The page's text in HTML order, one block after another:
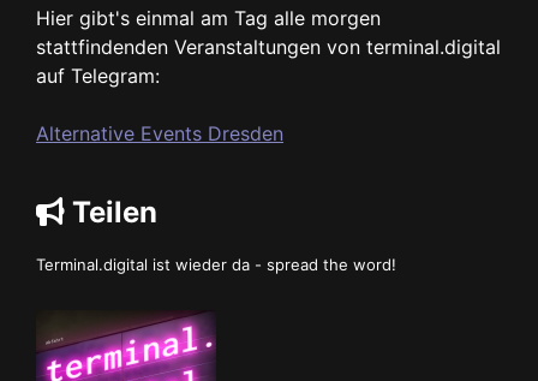
Hier gibt's einmal am Tag alle morgen
stattfindenden Veranstaltungen von terminal.digital
auf Telegram:
Alternative Events Dresden
Teilen
Terminal.digital ist wieder da - spread the word!